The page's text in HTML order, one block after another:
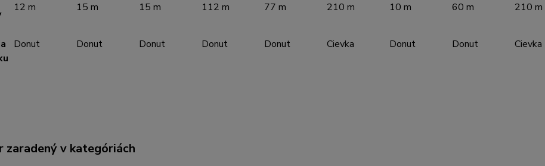
12 m 15 m 15 m 112 m 77 m 210 m 10 m 60 m
210 m
Donut Donut Donut Donut Donut Cievka Donut Donut Cievka
zaradený v kategóriách